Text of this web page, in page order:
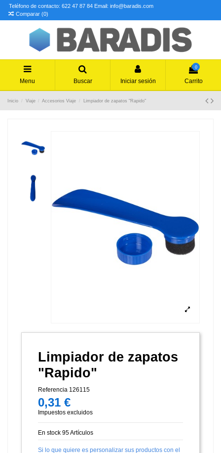
Teléfono de contacto: 622 47 87 84 Email: info@baradis.com
Comparar (0)
Menu Buscar Iniciar sesión
0
Carrito
Inicio Viaje Accesorios Viaje Limpiador de zapatos "Rapido"
Limpiador de zapatos
"Rapido"
Referencia 126115
0,31 €
Impuestos excluidos
En stock 95 Artículos
Si lo que quiere es personalizar sus productos con el